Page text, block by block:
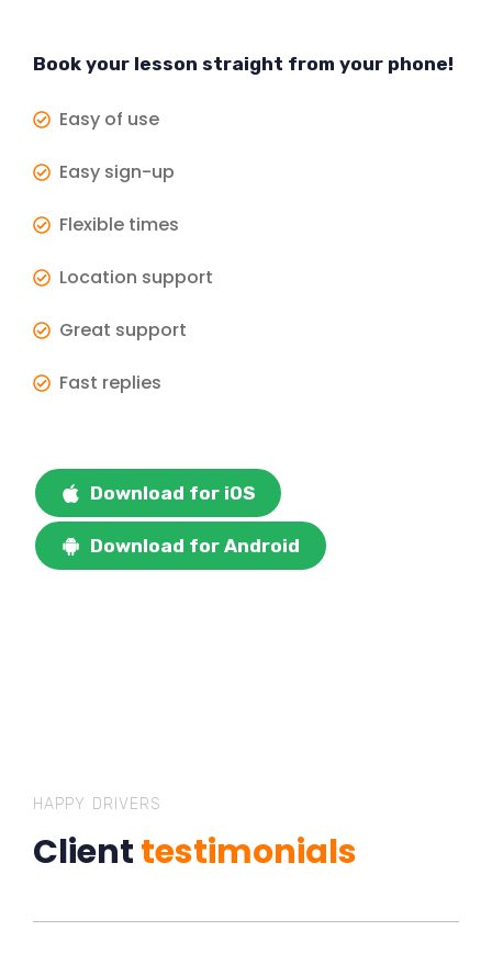
Book your lesson straight from your phone!
Easy of use
Easy sign-up
Flexible times
Location support
Great support
Fast replies
Download for iOS
Download for Android
HAPPY DRIVERS
Clienttestimonials